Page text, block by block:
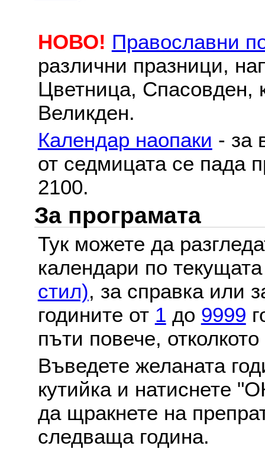
НОВО! Православни
различни празници,
Цветница, Спасовден,
Великден.
Календар наопаки - за
от седмицата се пада
2100.
За програмата
Тук можете да
календари по
стил), за справка или
годините от 1 до 9999
пъти повече,
Въведете желаната
кутийка и натиснете
да щракнете на
следваща година.